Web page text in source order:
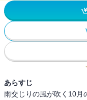
あらすじ
雨交じりの風が吹く10月